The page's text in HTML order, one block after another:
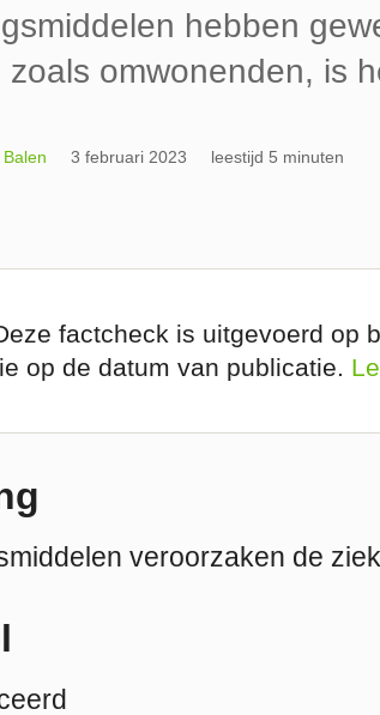
hebben
zoals omwonenden, is
3 februari 2023 leestijd 5 minuten
factcheck is uitgevoerd op
op de datum van publicatie.
veroorzaken de